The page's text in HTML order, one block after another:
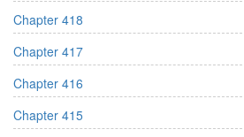
Chapter 418
Chapter 417
Chapter 416
Chapter 415